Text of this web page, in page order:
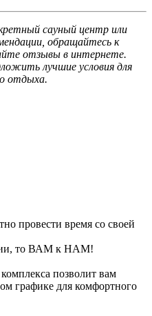
сауный центр или
обращайтесь к
отзывы в интернете.
лучшие условия для
отдыха.
провести время со своей
то ВАМ к НАМ!
позволит вам
графике для комфортного